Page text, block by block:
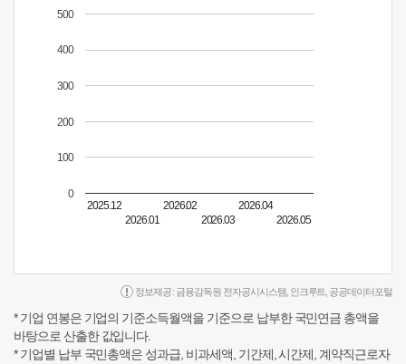
2025.12
2026.01
2026.02
2026.03
2026.04
2026.05
0
100
200
300
400
500
정보제공 : 금융감독원 전자공시시스템, 인크루트 공공데이터포털
* 기업 연봉은 기업의 기준소득월액을 기준으로 납부한 국민연금 총액을
바탕으로 산출한 값입니다.
* 기업별 납부 국민총액은 성과급, 비과세액, 기간제, 시간제, 계약직근로자